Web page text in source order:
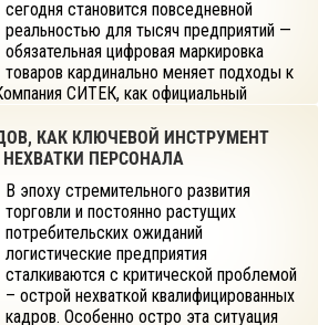
сегодня становится повседневной
реальностью для тысяч предприятий —
обязательная цифровая маркировка
товаров кардинально меняет подходы к
СИТЕК, как официальный
для интеграции с системами
«Обязательная маркировка в
о внедрении на склад
особенности обязательной
прямую интеграцию с
потенциал такой интеграции с
КАК КЛЮЧЕВОЙ ИНСТРУМЕНТ
ПЕРСОНАЛА
В эпоху стремительного развития
торговли и постоянно растущих
потребительских ожиданий
логистические предприятия
сталкиваются с критической проблемой
– острой нехваткой квалифицированных
кадров. Особенно остро эта ситуация